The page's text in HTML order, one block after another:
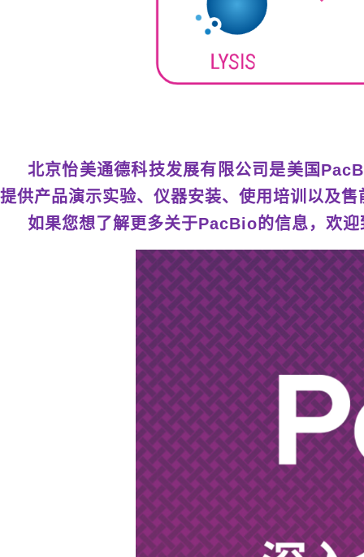
北京怡美通德科技发展有限公司是美国
提供产品演示实验、仪器安装、使用培训以及
如果您想了解更多关于PacBio的信息，欢